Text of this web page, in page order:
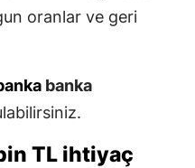
oranlar ve geri
banka
TL ihtiyaç